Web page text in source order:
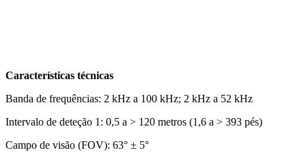
Características técnicas
Banda de frequências: 2 kHz a 100 kHz; 2 kHz a 52 kHz
Intervalo de deteção 1: 0,5 a > 120 metros (1,6 a > 393 pés)
Campo de visão (FOV): 63° ± 5°